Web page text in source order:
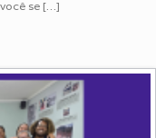
se […]